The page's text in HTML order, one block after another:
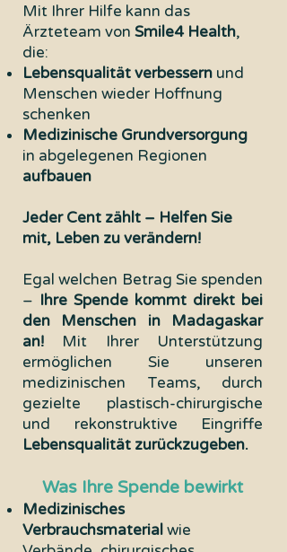
Mit Ihrer Hilfe kann das
Ärzteteam von Smile4 Health,
die:
Lebensqualität verbessern und
Menschen wieder Hoffnung
schenken
Medizinische Grundversorgung
in abgelegenen Regionen
aufbauen
Jeder Cent zählt – Helfen Sie
mit, Leben zu verändern!
Egal welchen Betrag Sie spenden
– Ihre Spende kommt direkt bei
den Menschen in Madagaskar
an! Mit Ihrer Unterstützung
ermöglichen Sie unseren
medizinischen Teams, durch
gezielte plastisch-chirurgische
und rekonstruktive Eingriffe
Lebensqualität zurückzugeben.
Was Ihre Spende bewirkt
Medizinisches
Verbrauchsmaterialwie